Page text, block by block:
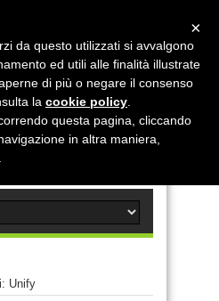
Unify
×
da questo utilizzati si avvalgono
ed utili alle finalità illustrate
di più o negare il consenso
la cookie policy
questa pagina, cliccando
in altra maniera,